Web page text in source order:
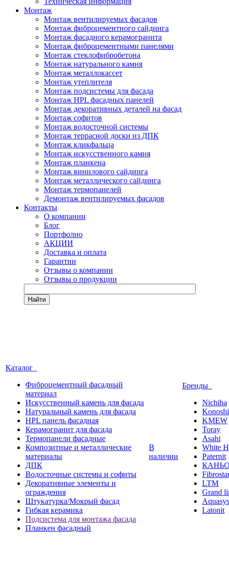
Монтаж
Монтаж вентилируемых фасадов
Монтаж фиброцементного сайдинга
Монтаж фасадного керамогранита
Монтаж фиброцементными панелями
Монтаж стеклофибробетона
Монтаж натурального камня
Монтаж металлокассет
Монтаж утеплителя
Монтаж подсистемы для фасада
Монтаж HPL фасадных панелей
Монтаж декоративных деталей на фасад
Монтаж софитов
Монтаж водосточной системы
Монтаж террасной доски из ДПК
Монтаж кликфальца
Монтаж искусственного камня
Монтаж планкена
Монтаж винилового сайдинга
Монтаж металлического сайдинга
Монтаж термопанелей
Демонтаж вентилируемых фасадов
Контакты
О компании
Блог
Портфолио
АКЦИИ
Доставка и оплата
Гарантии
Отзывы о компании
Отзывы о продукции
Найти
Каталог
Фиброцементный фасадный
материал
Искусственный камень для фасада
Натуральный камень для фасада
HPL панель фасадная
Керамогранит для фасада
Термопанели фасадные
Композитные и металлические
материалы
ДПК
Водосточные системы и софиты
Декоративные элементы и
ограждения
Штукатурка/Мокрый фасад
Гибкая керамика
Подсистема для монтажа фасада
Планкен фасадный
В
наличии
Бренды
Nichiha
KMEW
Toray
Asahi
White
Paternit
LTM
Grand
Latonit